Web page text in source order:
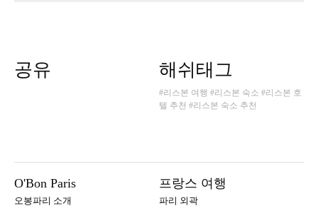
공유 해쉬태그
#리스본 여행 #리스본 숙소 #리스본 호
텔 추천 #리스본 숙소 추천
O'Bon Paris
오봉파리 소개
프랑스 여행
파리 외곽